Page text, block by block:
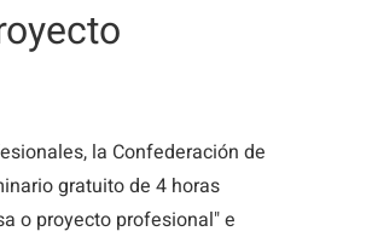
la Confederación de
gratuito de 4 horas
o proyecto profesional" e